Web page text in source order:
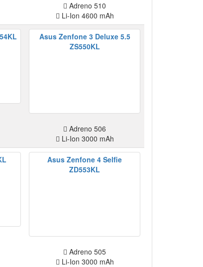
Adreno 510
Li-Ion 4600 mAh
Asus Zenfone 3 Deluxe 5.5
ZS550KL
Adreno 506
Li-Ion 3000 mAh
Asus Zenfone 4 Selfie
ZD553KL
Adreno 505
Li-Ion 3000 mAh